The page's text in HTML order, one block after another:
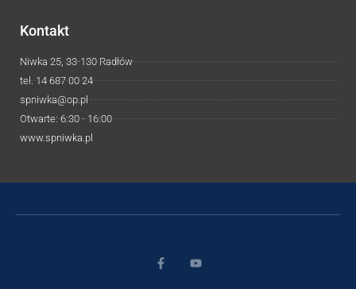
Kontakt
Niwka 25, 33-130 Radłów
tel. 14 687 00 24
spniwka@op.pl
Otwarte: 6:30 - 16:00
www.spniwka.pl